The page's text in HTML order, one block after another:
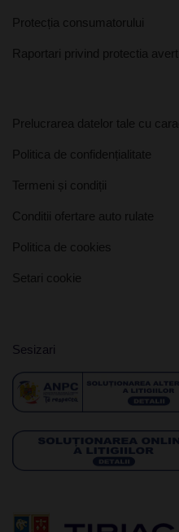
Protecția consumatorului
Raportari privind protectia
Prelucrarea datelor tale cu
Politica de confidențialitate
Termeni și condiții
Conditii ofertare auto rulate
Politica de cookies
Setari cookie
Sesizari